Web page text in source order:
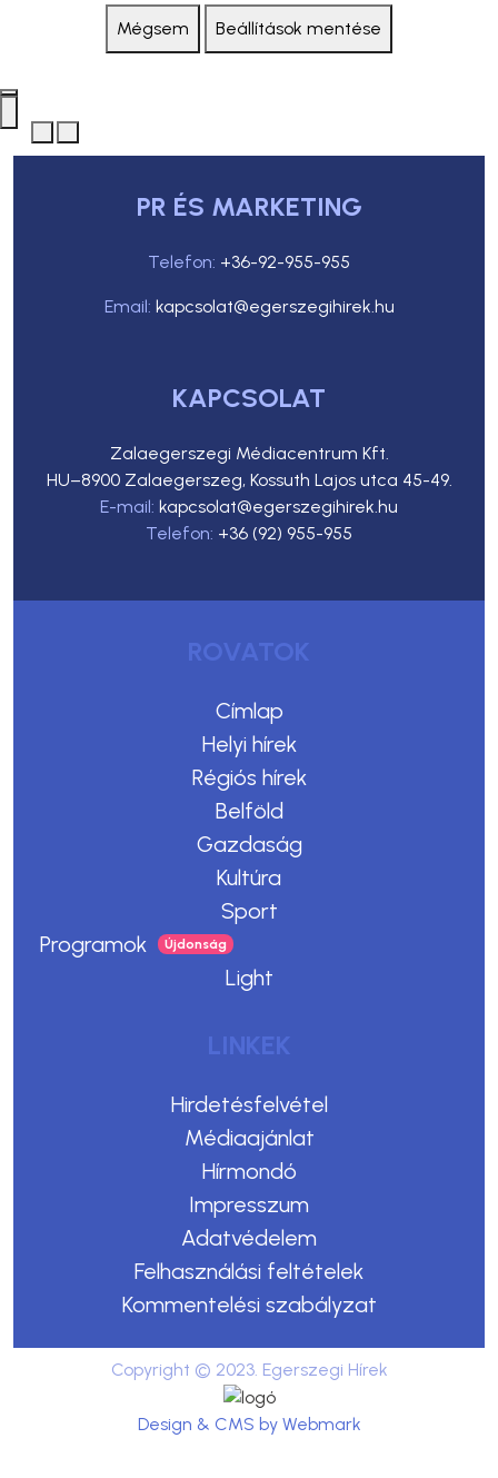
Mégsem Beállítások mentése
PR ÉS MARKETING
Telefon: +36-92-955-955
Email: kapcsolat@egerszegihirek.hu
KAPCSOLAT
Zalaegerszegi Médiacentrum Kft.
HU–8900 Zalaegerszeg, Kossuth Lajos utca 45-49.
E-mail: kapcsolat@egerszegihirek.hu
Telefon: +36 (92) 955-955
ROVATOK
Címlap
Helyi hírek
Régiós hírek
Belföld
Gazdaság
Kultúra
Sport
Programok
Light
LINKEK
Hirdetésfelvétel
Médiaajánlat
Hírmondó
Impresszum
Adatvédelem
Felhasználási feltételek
Kommentelési szabályzat
Copyright © 2023. Egerszegi Hírek
Design & CMS by Webmark